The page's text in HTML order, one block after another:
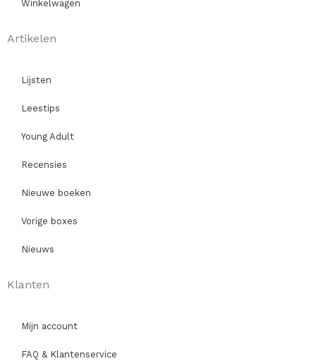
Winkelwagen
Artikelen
Lijsten
Leestips
Young Adult
Recensies
Nieuwe boeken
Vorige boxes
Nieuws
Klanten
Mijn account
FAQ & Klantenservice